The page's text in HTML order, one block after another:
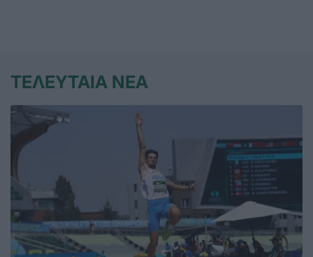
ΤΕΛΕΥΤΑΙΑ ΝΕΑ